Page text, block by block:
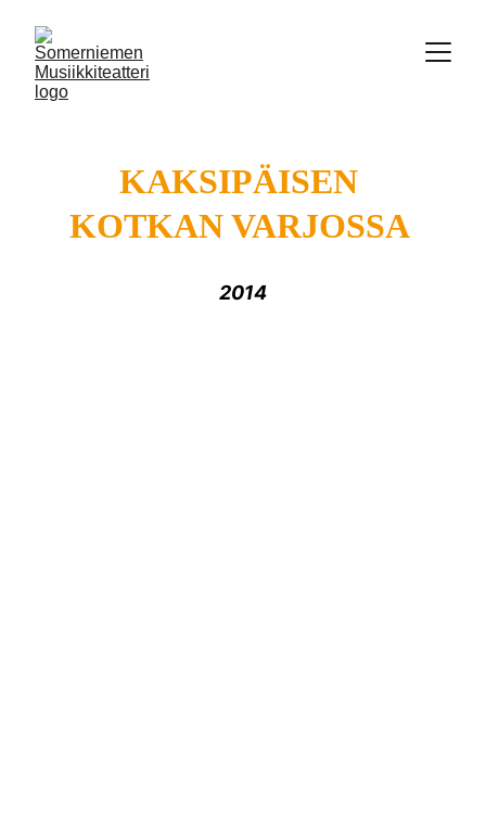
KAKSIPÄISEN
KOTKAN VARJOSSA
2014